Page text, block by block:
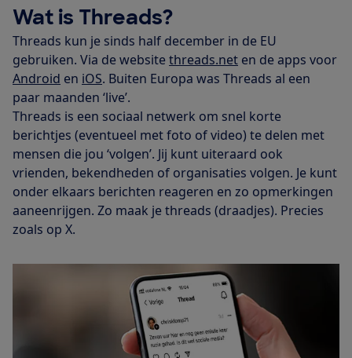
Wat is Threads?
Threads kun je sinds half december in de EU
gebruiken. Via de websitethreads.net en de apps voor
Android en iOS. Buiten Europa was Threads al een
paar maanden ‘live’.
Threads is een sociaal netwerk om snel korte
berichtjes (eventueel met foto of video) te delen met
mensen die jou ‘volgen’. Jij kunt uiteraard ook
vrienden, bekendheden of organisaties volgen. Je kunt
onder elkaars berichten reageren en zo opmerkingen
aaneenrijgen. Zo maak je threads (draadjes). Precies
zoals op X.